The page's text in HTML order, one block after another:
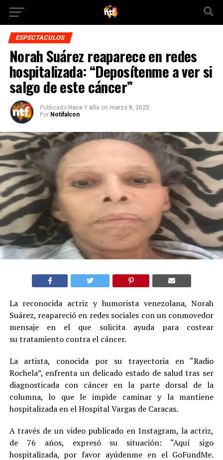
ESPECTACULOS
Norah Suárez reaparece en redes
hospitalizada: “Deposítenme a ver si
salgo de este cáncer”
Publicado Hace 1 año on marzo 8, 2025
Por Notifalcon
La reconocida actriz y humorista venezolana, Norah
Suárez, reapareció en redes sociales con un conmovedor
mensaje en el que solicita ayuda para costear
su tratamiento contra el cáncer.
La artista, conocida por su trayectoria en “Radio
Rochela”, enfrenta un delicado estado de salud tras ser
diagnosticada con cáncer en la parte dorsal de la
columna, lo que le impide caminar y la mantiene
hospitalizada en el Hospital Vargas de Caracas.
A través de un video publicado en Instagram, la actriz,
de 76 años, expresó su situación: “Aquí sigo
hospitalizada, por favor ayúdenme en el GoFundMe.